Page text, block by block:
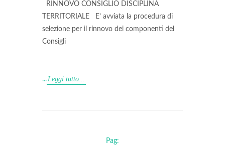
RINNOVO CONSIGLIO DISCIPLINA
TERRITORIALE E’ avviata la procedura di
selezione per il rinnovo dei componenti del
Consigli
...Leggi tutto...
Pag: